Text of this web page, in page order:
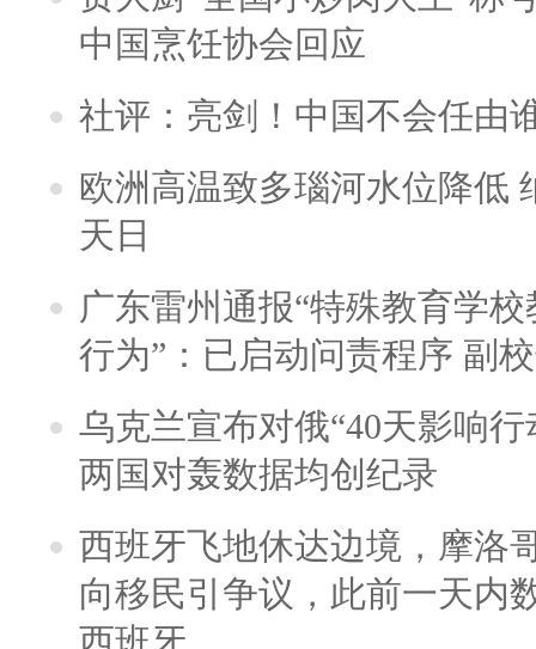
中国烹饪协会回应
社评：亮剑！中国不会任由
欧洲高温致多瑙河水位降低
天日
广东雷州通报“特殊教育学
行为”：已启动问责程序 副
乌克兰宣布对俄“40天影响
两国对轰数据均创纪录
西班牙飞地休达边境，摩洛
向移民引争议，此前一天内
西班牙